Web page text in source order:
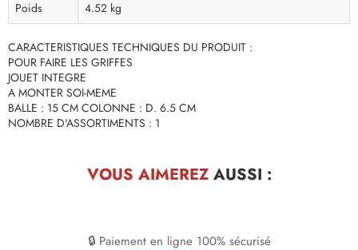
Poids
4.52 kg
CARACTERISTIQUES TECHNIQUES DU PRODUIT :
POUR FAIRE LES GRIFFES
JOUET INTEGRE
A MONTER SOI-MEME
BALLE : 15 CM COLONNE : D. 6.5 CM
NOMBRE D'ASSORTIMENTS : 1
VOUS AIMEREZAUSSI :
🔒 Paiement en ligne 100% sécurisé